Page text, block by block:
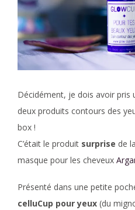
Décidément, je dois avoir pris
deux produits contours des
box !
C’était le produit surprise de
masque pour les cheveux
Présenté dans une petite
celluCup pour yeux (du